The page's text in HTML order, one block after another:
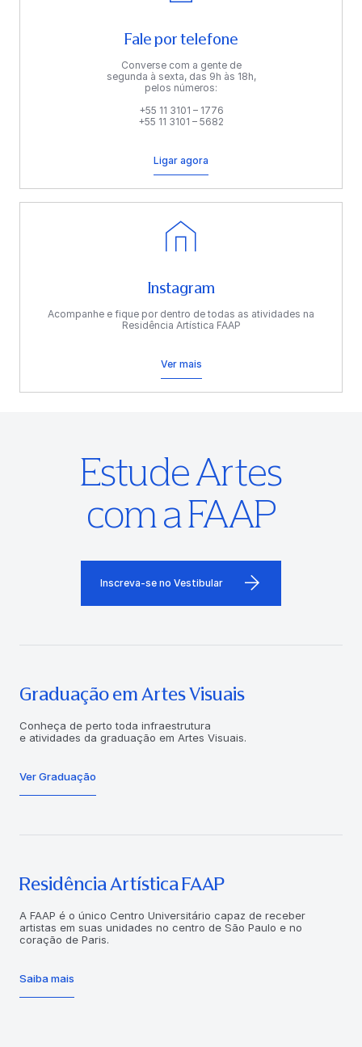
Fale por telefone
Converse com a gente de
segunda à sexta, das 9h às 18h,
pelos números:
+55 11 3101 – 1776
+55 11 3101 – 5682
Ligar agora
Instagram
Acompanhe e fique por dentro de todas as atividades na
Residência Artística FAAP
Ver mais
Estude Artes
com a FAAP
Inscreva-se no Vestibular
Graduação em Artes Visuais
Conheça de perto toda infraestrutura
e atividades da graduação em Artes Visuais.
Ver Graduação
Residência Artística FAAP
A FAAP é o único Centro Universitário capaz de receber
artistas em suas unidades no centro de São Paulo e no
coração de Paris.
Saiba mais